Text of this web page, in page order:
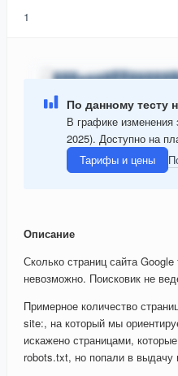
1
По данному тесту
В графике изменения
2025). Доступно на
Тарифы и цены
Описание
Сколько страниц сайта
невозможно. Поисковик не
Примерное количество
site:, на который мы
искажено страницами,
robots.txt, но попали в выдачу